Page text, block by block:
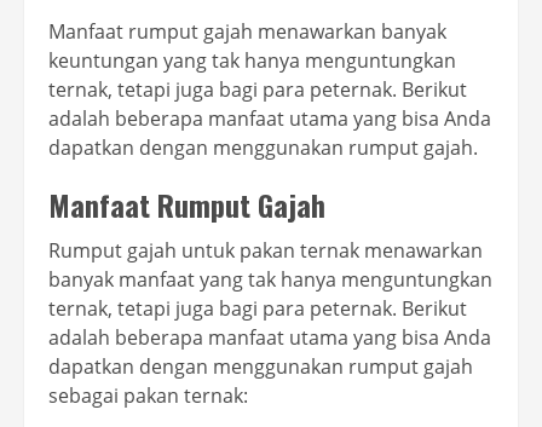
Manfaat rumput gajah menawarkan banyak
keuntungan yang tak hanya menguntungkan
ternak, tetapi juga bagi para peternak. Berikut
adalah beberapa manfaat utama yang bisa Anda
dapatkan dengan menggunakan rumput gajah.
Manfaat Rumput Gajah
Rumput gajah untuk pakan ternak menawarkan
banyak manfaat yang tak hanya menguntungkan
ternak, tetapi juga bagi para peternak. Berikut
adalah beberapa manfaat utama yang bisa Anda
dapatkan dengan menggunakan rumput gajah
sebagai pakan ternak: